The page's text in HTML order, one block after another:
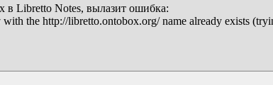
в Libretto Notes, вылазит ошибка:
the http://libretto.ontobox.org/ name already exists